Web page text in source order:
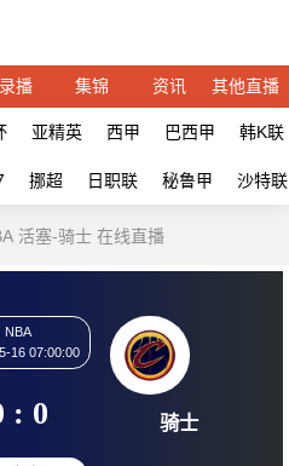
录播 集锦 资讯 其他直播
亚精英 西甲 巴西甲 韩K联
挪超 日职联 秘鲁甲 沙特联
活塞-骑士 在线直播
2026-05-16 07:00:00